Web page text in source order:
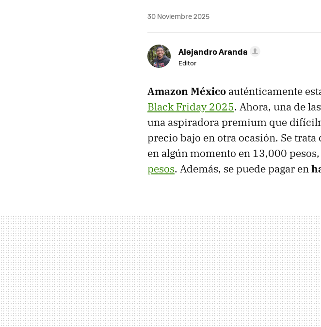
30 Noviembre 2025
Alejandro Aranda
Editor
Amazon México auténticamente
Black Friday 2025. Ahora, una de
una aspiradora premium que
precio bajo en otra ocasión. Se trata
en algún momento en 13,000
pesos. Además, se puede pagar en